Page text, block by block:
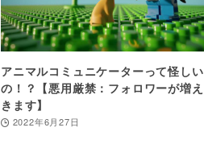
アニマルコミュニケーターって怪しい
の！？【悪用厳禁：フォロワーが増
きます】
2022年6月27日